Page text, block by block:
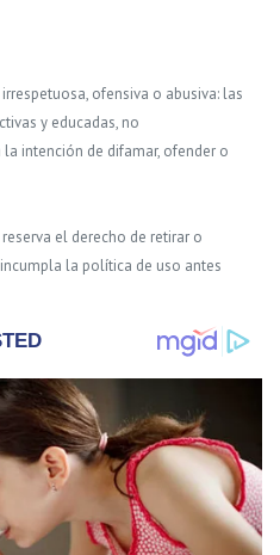
ofensiva o abusiva: las
y educadas, no
intención de difamar, ofender o
el derecho de retirar o
la política de uso antes